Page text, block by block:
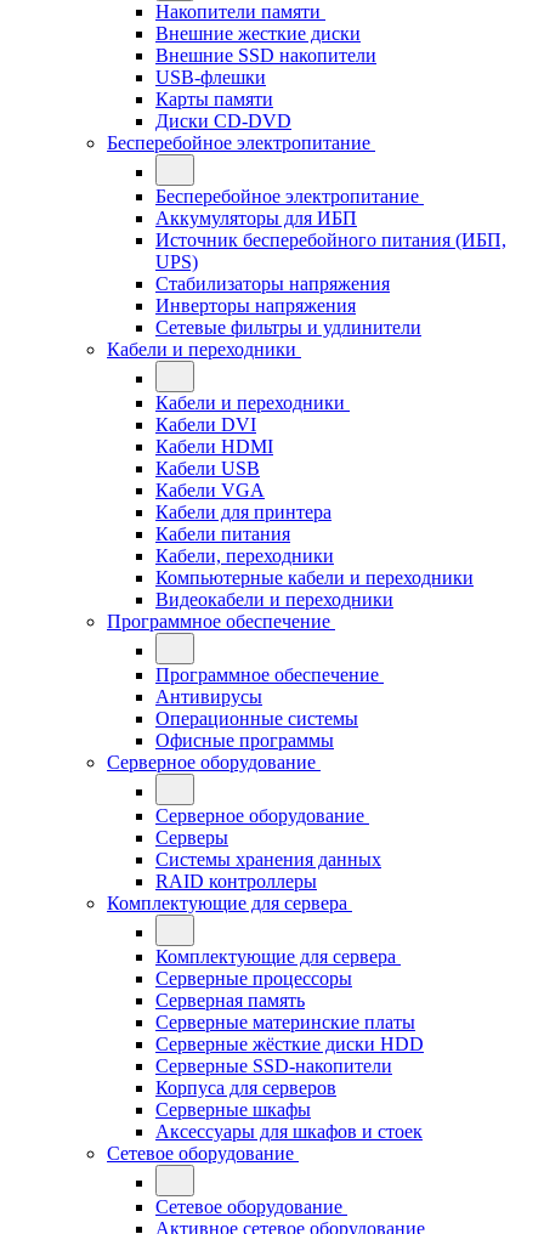
Накопители памяти
Внешние жесткие диски
Внешние SSD накопители
USB-флешки
Карты памяти
Диски CD-DVD
Бесперебойное электропитание
Бесперебойное электропитание
Аккумуляторы для ИБП
Источник бесперебойного питания (ИБП,
UPS)
Стабилизаторы напряжения
Инверторы напряжения
Сетевые фильтры и удлинители
Кабели и переходники
Кабели и переходники
Кабели DVI
Кабели HDMI
Кабели USB
Кабели VGA
Кабели для принтера
Кабели питания
Кабели, переходники
Компьютерные кабели и переходники
Видеокабели и переходники
Программное обеспечение
Программное обеспечение
Антивирусы
Операционные системы
Офисные программы
Серверное оборудование
Серверное оборудование
Серверы
Системы хранения данных
RAID контроллеры
Комплектующие для сервера
Комплектующие для сервера
Серверные процессоры
Серверная память
Серверные материнские платы
Серверные жёсткие диски HDD
Серверные SSD-накопители
Корпуса для серверов
Серверные шкафы
Аксессуары для шкафов и стоек
Сетевое оборудование
Сетевое оборудование
Активное сетевое оборудование